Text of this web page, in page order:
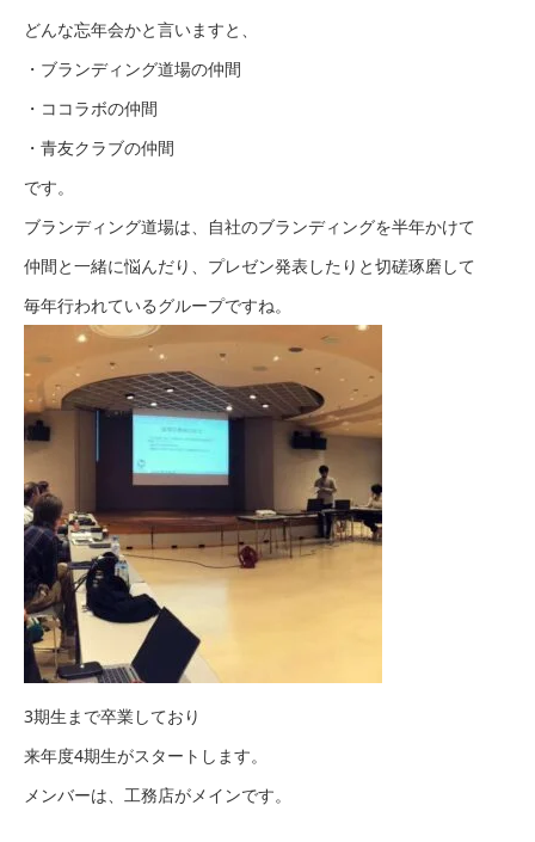
どんな忘年会かと言いますと、
・ブランディング道場の仲間
・ココラボの仲間
・青友クラブの仲間
です。
ブランディング道場は、自社のブランディングを半年かけて
仲間と一緒に悩んだり、プレゼン発表したりと切磋琢磨して
毎年行われているグループですね。
3期生まで卒業しており
来年度4期生がスタートします。
メンバーは、工務店がメインです。